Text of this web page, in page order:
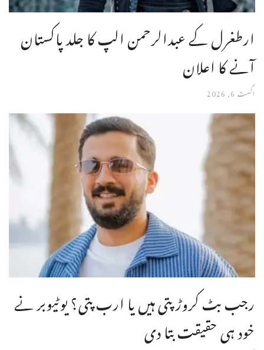
ارطغرل کے عبدالرحمن الپ کا جلد پاکستان
آنے کا اعلان
اگست 6, 2026
رجب بٹ کروڑ پتی ہیں یا ارب پتی؟ یوٹیوبر نے
خود ہی حقیقت بتا دی